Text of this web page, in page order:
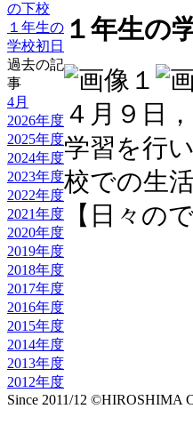
の下校
１年生の
学校初日
過去の記
事
4月
2026年度
2025年度
2024年度
2023年度
2022年度
2021年度
2020年度
2019年度
2018年度
2017年度
2016年度
2015年度
2014年度
2013年度
2012年度
１年生の
４月９日
学習を行
校での生
【日々の
Since 2011/12 ©HIROSHIMA